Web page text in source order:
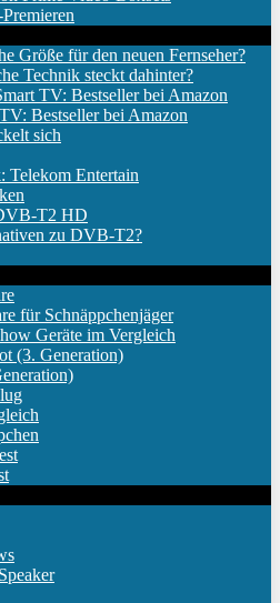
Größe für den neuen Fernseher?
Technik steckt dahinter?
TV: Bestseller bei Amazon
Bestseller bei Amazon
sich
Telekom Entertain
T2 HD
zu DVB-T2?
für Schnäppchenjäger
Geräte im Vergleich
(3. Generation)